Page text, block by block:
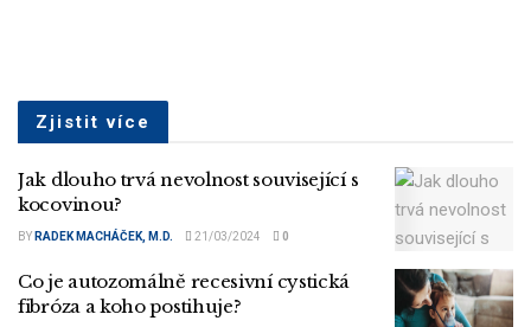
Zjistit více
Jak dlouho trvá nevolnost související s
kocovinou?
BY RADEK MACHÁČEK, M.D. 21/03/2024 0
Co je autozomálně recesivní cystická
fibróza a koho postihuje?